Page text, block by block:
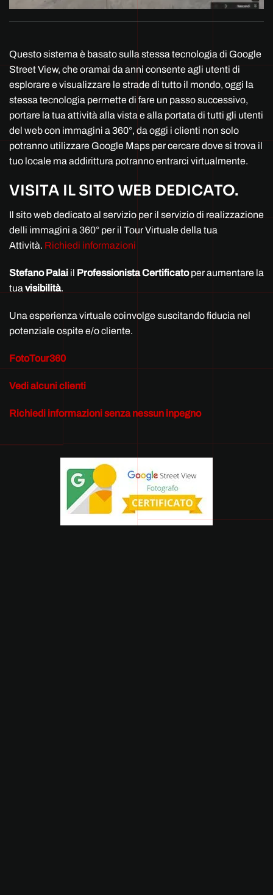
Questo sistema è basato sulla stessa tecnologia di Google
Street View, che oramai da anni consente agli utenti di
esplorare e visualizzare le strade di tutto il mondo, oggi la
stessa tecnologia permette di fare un passo successivo,
portare la tua attività alla vista e alla portata di tutti gli utenti
del web con immagini a 360°, da oggi i clienti non solo
potranno utilizzare Google Maps per cercare dove si trova il
tuo locale ma addirittura potranno entrarci virtualmente.
VISITA IL SITO WEB DEDICATO.
Il sito web dedicato al servizio per il servizio di realizzazione
delli immagini a 360° per il Tour Virtuale della tua
Attività. Richiedi informazioni
Stefano Palai il ProfessionistaCertificato per aumentare la
tua visibilità.
Una esperienza virtuale coinvolge suscitando fiducia nel
potenziale ospite e/o cliente.
FotoTour360
Vedi alcuni clienti
Richiedi informazioni senza nessun inpegno